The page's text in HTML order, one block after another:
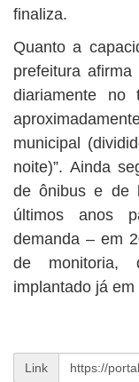
finaliza.
Quanto a
prefeitura
diariamente no
municipal
noite)”. Ainda
de ônibus e de
últimos anos
demanda – em
de monitoria,
implantado já
Link